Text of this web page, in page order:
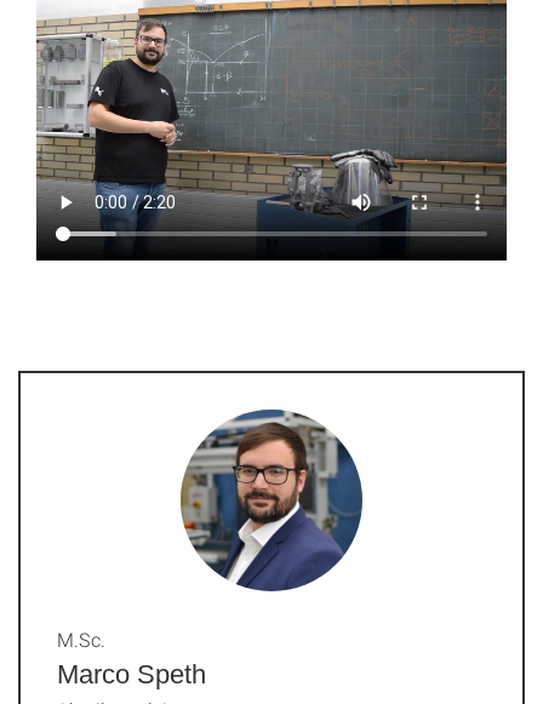
Marco Speth
M.Sc.